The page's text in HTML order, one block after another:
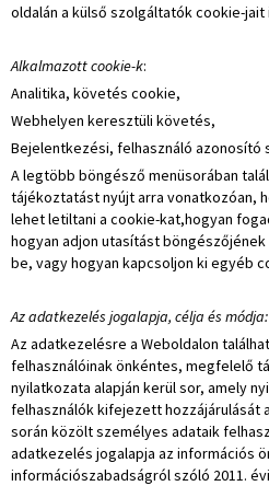
oldalán a külső szolgáltatók cookie-jait
Alkalmazott cookie-k:
Analitika, követés cookie,
Webhelyen keresztüli követés,
Bejelentkezési, felhasználó azonosító
A legtöbb böngésző menüsorában
tájékoztatást nyújt arra vonatkozóan,
lehet letiltani a cookie-kat,hogyan
hogyan adjon utasítást
be, vagy hogyan kapcsoljon ki egyéb
Az adatkezelés jogalapja, célja és módja:
Az adatkezelésre a Weboldalon
felhasználóinak önkéntes, megfelelő
nyilatkozata alapján kerül sor, amely
felhasználók kifejezett hozzájárulását
során közölt személyes adataik
adatkezelés jogalapja az információs
információszabadságról szóló 2011.